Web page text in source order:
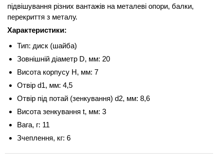
підвішування різних вантажів на металеві опори, балки,
перекриття з металу.
Характеристики:
Тип: диск (шайба)
Зовнішній діаметр D, мм: 20
Висота корпусу H, мм: 7
Отвір d1, мм: 4,5
Отвір під потай (зенкування) d2, мм: 8,6
Висота зенкування t, мм: 3
Вага, г: 11
Зчеплення, кг: 6